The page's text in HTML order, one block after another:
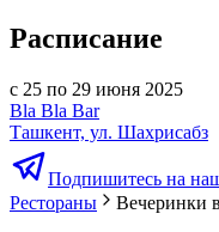
Расписание
с 25 по 29 июня 2025
Bla Bla Bar
Ташкент, ул. Шахрисабз
Подпишитесь на
Рестораны
Вечеринки